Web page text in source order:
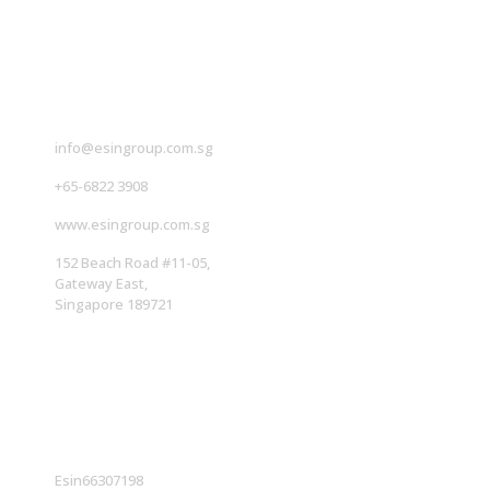
info@esingroup.com.sg
+65-6822 3908
www.esingroup.com.sg
152 Beach Road #11-05,
Gateway East,
Singapore 189721
Esin66307198